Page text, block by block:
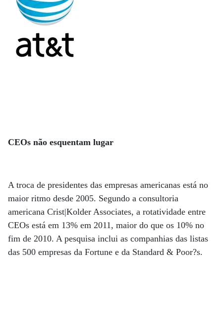
CEOs não esquentam lugar
A troca de presidentes das empresas americanas está no
maior ritmo desde 2005. Segundo a consultoria
americana Crist|Kolder Associates, a rotatividade entre
CEOs está em 13% em 2011, maior do que os 10% no
fim de 2010. A pesquisa inclui as companhias das listas
das 500 empresas da Fortune e da Standard & Poor?s.